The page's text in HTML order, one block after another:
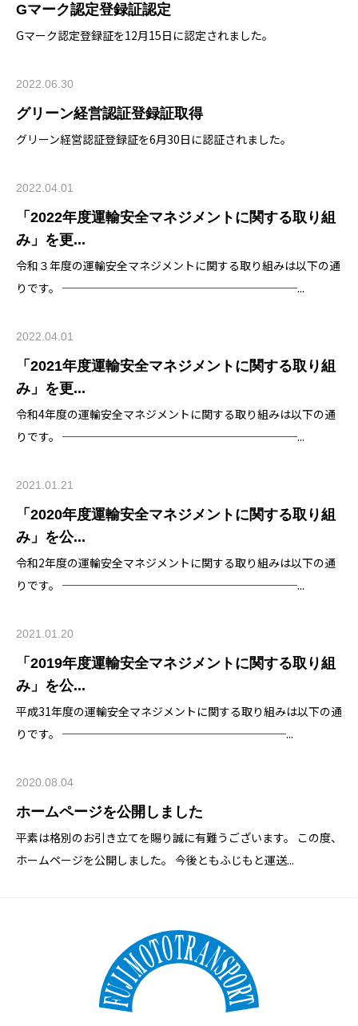
Gマーク認定登録証認定
Gマーク認定登録証を12月15日に認定されました。
2022.06.30
グリーン経営認証登録証取得
グリーン経営認証登録証を6月30日に認証されました。
2022.04.01
「2022年度運輸安全マネジメントに関する取り組
み」を更...
令和３年度の運輸安全マネジメントに関する取り組みは以下の通
りです。 ─────────────────────...
2022.04.01
「2021年度運輸安全マネジメントに関する取り組
み」を更...
令和4年度の運輸安全マネジメントに関する取り組みは以下の通
りです。 ─────────────────────...
2021.01.21
「2020年度運輸安全マネジメントに関する取り組
み」を公...
令和2年度の運輸安全マネジメントに関する取り組みは以下の通
りです。 ─────────────────────...
2021.01.20
「2019年度運輸安全マネジメントに関する取り組
み」を公...
平成31年度の運輸安全マネジメントに関する取り組みは以下の通
りです。 ────────────────────...
2020.08.04
ホームページを公開しました
平素は格別のお引き立てを賜り誠に有難うございます。 この度、
ホームページを公開しました。 今後ともふじもと運送...